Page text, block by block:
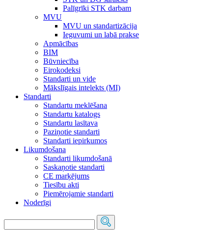
Palīgrīki STK darbam
MVU
MVU un standartizācija
Ieguvumi un labā prakse
Apmācības
BIM
Būvniecība
Eirokodeksi
Standarti un vide
Mākslīgais intelekts (MI)
Standarti
Standartu meklēšana
Standartu katalogs
Standartu lasītava
Paziņotie standarti
Standarti iepirkumos
Likumdošana
Standarti likumdošanā
Saskaņotie standarti
CE marķējums
Tiesību akti
Piemērojamie standarti
Noderīgi